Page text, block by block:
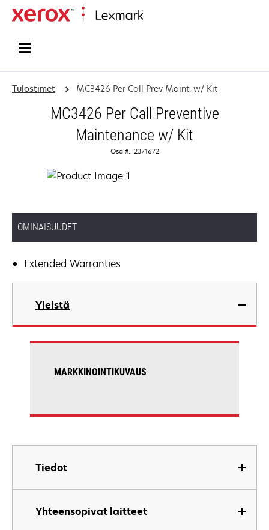
Tulostimet MC3426 Per Call Prev Maint. w/ Kit
MC3426 Per Call Preventive
Maintenance w/ Kit
Osa #.: 2371672
OMINAISUUDET
Extended Warranties
Yleistä
Tiedot
Yhteensopivat laitteet
MARKKINOINTIKUVAUS